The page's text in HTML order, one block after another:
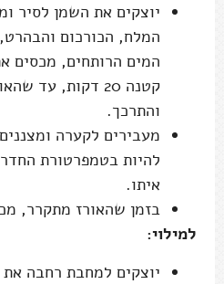
יוצקים את השמן לסיר
המלח, הכורכום
המים הרותחים, מכסים
קטנה 20 דקות, עד
והתרכך.
מעבירים לקערה
להיות בטמפרטורת
איתו.
בזמן שהאורז מתקרר,
למילוי:
יוצקים למחבת רחבה